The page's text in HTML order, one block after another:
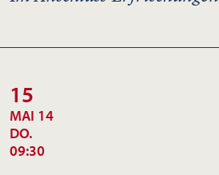
15
MAI 14
DO.
09:30